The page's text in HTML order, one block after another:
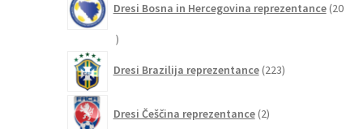
Dresi Bosna in Hercegovina reprezentance 20
20
Dresi Brazilija reprezentance 223izdelkov
Dresi Češčina reprezentance 2izdelka